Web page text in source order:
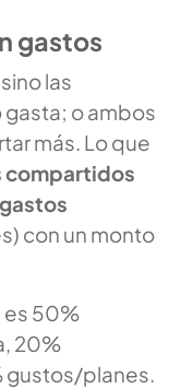
gastos
las
gasta; o ambos
más. Lo que
compartidos
gastos
con un monto
es 50%
20%
gustos/planes.